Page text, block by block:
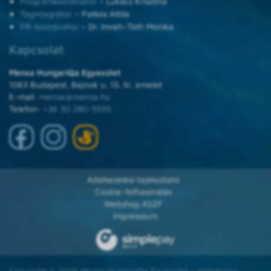
Tagintegrátor
– Patkós Attila
PR-koordinátor – Dr. Imreh-Tóth Mónika
Kapcsolat
Mensa HungarIQa Egyesület
1063 Budapest, Bajnok u. 13. IV. emelet
E-mail: mensa@mensa.hu
Telefon:
+36 30 280-5555
Adatkezelési tájékoztató
Cookie-felhasználás
Webshop ÁSZF
Impresszum